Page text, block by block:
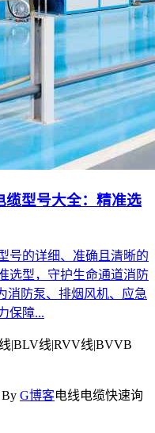
缆型号大全：精准选
号的详细、准确且清晰的
选型，守护生命通道消防
消防泵、排烟风机、应急
保障...
By G博客电线电缆快速询